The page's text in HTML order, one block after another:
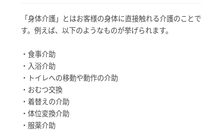
「身体介護」とはお客様の身体に直接触れる介護のことで
す。例えば、以下のようなものが挙げられます。
・食事介助
・入浴介助
・トイレへの移動や動作の介助
・おむつ交換
・着替えの介助
・体位変換介助
・服薬介助